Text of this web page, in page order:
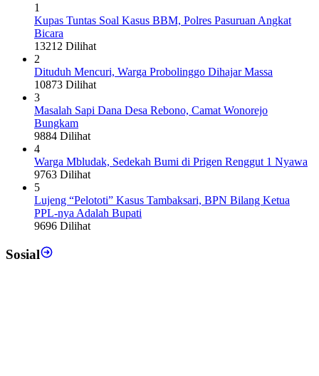
1
Kupas Tuntas Soal Kasus BBM, Polres Pasuruan Angkat
Bicara
13212 Dilihat
2
Dituduh Mencuri, Warga Probolinggo Dihajar Massa
10873 Dilihat
3
Masalah Sapi Dana Desa Rebono, Camat Wonorejo
Bungkam
9884 Dilihat
4
Warga Mbludak, Sedekah Bumi di Prigen Renggut 1 Nyawa
9763 Dilihat
5
Lujeng “Pelototi” Kasus Tambaksari, BPN Bilang Ketua
PPL-nya Adalah Bupati
9696 Dilihat
Sosial